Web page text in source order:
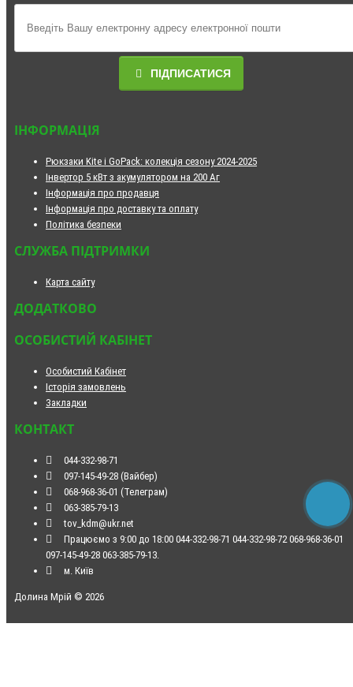
ПІДПИСАТИСЯ
ІНФОРМАЦІЯ
Рюкзаки Kite і GoPack: колекція сезону 2024-2025
Інвертор 5 кВт з акумулятором на 200 Аг
Інформація про продавця
Інформація про доставку та оплату
Політика безпеки
СЛУЖБА ПІДТРИМКИ
Карта сайту
ДОДАТКОВО
ОСОБИСТИЙ КАБІНЕТ
Особистий Кабінет
Історія замовлень
Закладки
КОНТАКТ
044-332-98-71
097-145-49-28 (Вайбер)
068-968-36-01 (Телеграм)
063-385-79-13
tov_kdm@ukr.net
Працюємо з 9:00 до 18:00 044-332-98-71 044-332-98-72 068-968-36-01
097-145-49-28 063-385-79-13.
м. Київ
Долина Мрій © 2026